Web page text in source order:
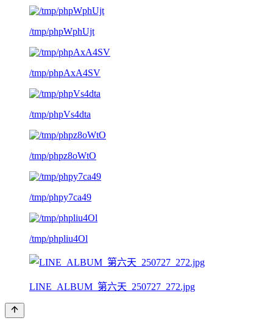
/tmp/phpWphUjt
/tmp/phpAxA4SV
/tmp/phpVs4dta
/tmp/phpz8oWtO
/tmp/phpy7ca49
/tmp/phpliu4Ol
LINE_ALBUM_第六天_250727_272.jpg